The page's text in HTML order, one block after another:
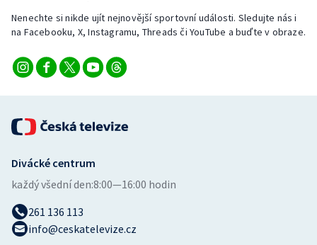
Vodní slalom
Volejbal
Nenechte si nikde ujít nejnovější sportovní události. Sledujte nás i
na Facebooku, X, Instagramu, Threads či YouTube a buďte v obraze.
Divácké centrum
každý všední den:8:00—16:00 hodin
261 136 113
info@ceskatelevize.cz